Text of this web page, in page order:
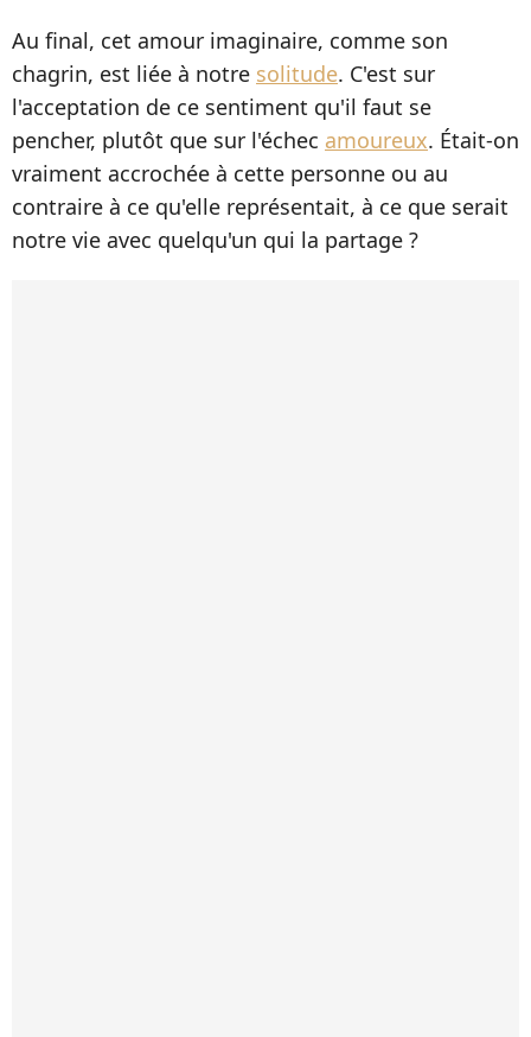
Au final, cet amour imaginaire, comme son
chagrin, est liée à notre solitude. C'est sur
l'acceptation de ce sentiment qu'il faut se
pencher, plutôt que sur l'échec amoureux. Était-on
vraiment accrochée à cette personne ou au
contraire à ce qu'elle représentait, à ce que serait
notre vie avec quelqu'un qui la partage ?